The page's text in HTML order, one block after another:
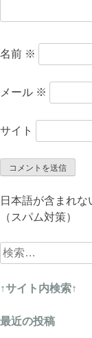
名前 ※
メール ※
サイト
日本語が含まれな
（スパム対策）
検
索:
↑サイト内検索↑
最近の投稿